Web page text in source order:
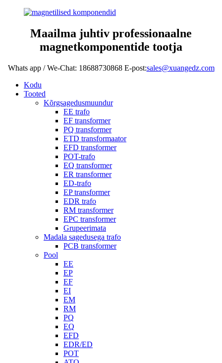
Maailma juhtiv professionaalne
magnetkomponentide tootja
Whats app / We-Chat: 18688730868 E-post:sales@xuangedz.com
Kodu
Tooted
Kõrgsagedusmuundur
EE trafo
EF transformer
PQ transformer
ETD transformaator
EFD transformer
POT-trafo
EQ transformer
ER transformer
ED-trafo
EP transformer
EDR trafo
RM transformer
EPC transformer
Grupeerimata
Madala sagedusega trafo
PCB transformer
Pool
EE
EP
EF
EI
EM
RM
PQ
EQ
EFD
EDR/ED
POT